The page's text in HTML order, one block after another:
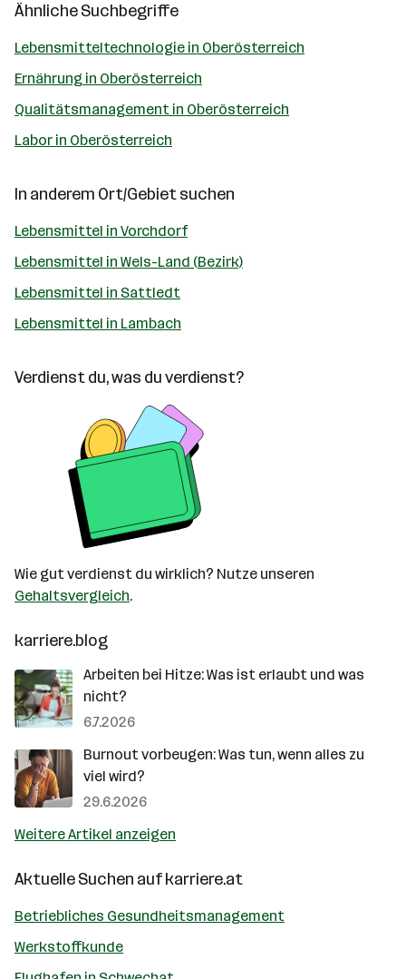
Ähnliche Suchbegriffe
Lebensmitteltechnologie in Oberösterreich
Ernährung in Oberösterreich
Qualitätsmanagement in Oberösterreich
Labor in Oberösterreich
In anderem Ort/Gebiet suchen
Lebensmittel in Vorchdorf
Lebensmittel in Wels-Land (Bezirk)
Lebensmittel in Sattledt
Lebensmittel in Lambach
Verdienst du, was du verdienst?
Wie gut verdienst du wirklich? Nutze unseren
Gehaltsvergleich.
karriere.blog
Arbeiten bei Hitze: Was ist erlaubt und was
nicht?
6.7.2026
Burnout vorbeugen: Was tun, wenn alles zu
viel wird?
29.6.2026
Weitere Artikel anzeigen
Aktuelle Suchen aufkarriere.at
Betriebliches Gesundheitsmanagement
Werkstoffkunde